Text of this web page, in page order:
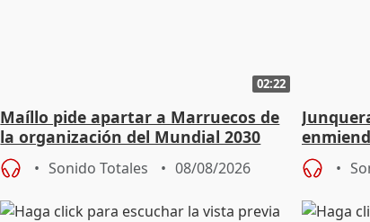
02:22
Maíllo pide apartar a Marruecos de
la organización del Mundial 2030
Sonido Totales 08/08/2026
en el